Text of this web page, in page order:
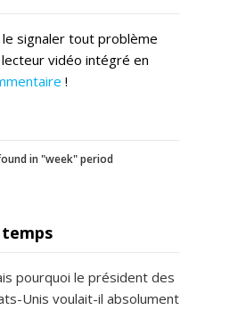
signaler tout problème
lecteur vidéo intégré en
!
in "week" period
temps
pourquoi le président des
Unis voulait-il absolument